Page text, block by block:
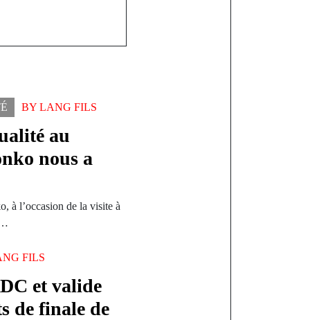
BYLANG FILS
au
nous a
à l’occasion de la visite à
FILS
et valide
de finale de